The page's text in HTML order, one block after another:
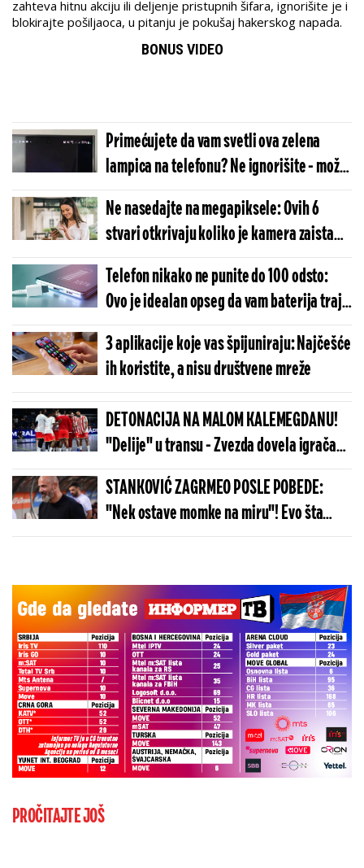
zahteva hitnu akciju ili deljenje pristupnih šifara, ignorišite je i
blokirajte pošiljaoca, u pitanju je pokušaj hakerskog napada.
BONUS VIDEO
Primećujete da vam svetli ova zelena
lampica na telefonu? Ne ignorišite - može
biti znak za uzbunu
Ne nasedajte na megapiksele: Ovih 6
stvari otkrivaju koliko je kamera zaista
dobra
Telefon nikako ne punite do 100 odsto:
Ovo je idealan opseg da vam baterija traje
godinama
3 aplikacije koje vas špijuniraju: Najčešće
ih koristite, a nisu društvene mreže
DETONACIJA NA MALOM KALEMEGDANU!
"Delije" u transu - Zvezda dovela igrača
Real Madrida!
STANKOVIĆ ZAGRMEO POSLE POBEDE:
"Nek ostave momke na miru"! Evo šta
kaže o isključenju golmana!
PROČITAJTE JOŠ